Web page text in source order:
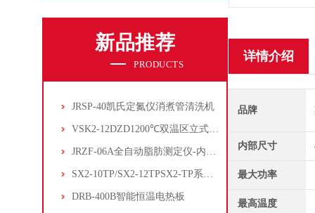
新品推荐
PRODUCTS
JRSP-40凯氏定氮仪消煮管清洗机
VSK2-12DZD1200℃双温区立式管式炉
JRZF-06A全自动脂肪测定仪-内置电子制冷系统
SX2-10TP/SX2-12TPSX2-TP系列经济型陶瓷纤维马弗炉
DRB-400B智能恒温电热板
详情介绍
品牌
内部尺寸
最大功率
最高温度